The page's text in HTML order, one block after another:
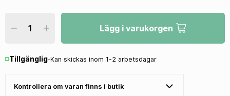
Lägg i varukorgen
Tillgänglig‐Kan skickas inom 1-2 arbetsdagar
Kontrollera om varan finns i butik